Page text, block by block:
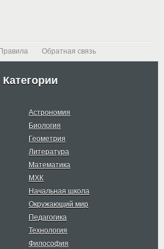
Обратная связь
Категории
Астрономия
Биология
Геометрия
Литература
Математика
МХК
Начальная школа
Окружающий мир
Педагогика
Технология
Философия